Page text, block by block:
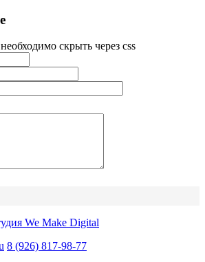
скрыть через css
We Make Digital
8 (926) 817-98-77